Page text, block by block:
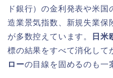
ド銀行）の金利発表や米
造業景気指数、新規失業保
が多数控えています。
日米
標の結果をすべて消化して
ローの目線を固めるのも一